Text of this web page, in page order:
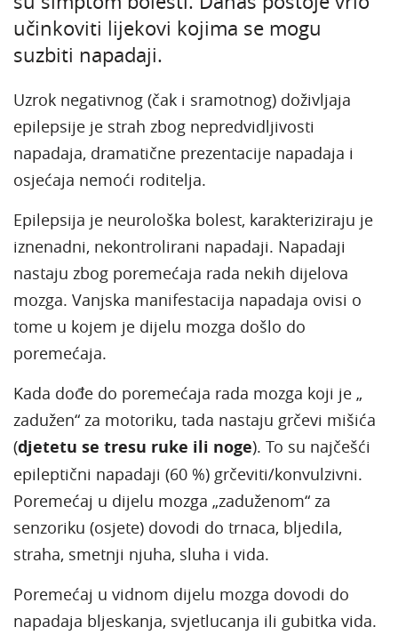
učinkoviti lijekovi kojima se mogu
suzbiti napadaji.
Uzrok negativnog (čak i sramotnog) doživljaja
epilepsije je strah zbog nepredvidljivosti
napadaja, dramatične prezentacije napadaja i
osjećaja nemoći roditelja.
Epilepsija je neurološka bolest, karakteriziraju je
iznenadni, nekontrolirani napadaji. Napadaji
nastaju zbog poremećaja rada nekih dijelova
mozga. Vanjska manifestacija napadaja ovisi o
tome u kojem je dijelu mozga došlo do
poremećaja.
Kada dođe do poremećaja rada mozga koji je „
zadužen“ za motoriku, tada nastaju grčevi mišića
(djetetu se tresu ruke ili noge). To su najčešći
epileptični napadaji (60 %) grčeviti/konvulzivni.
Poremećaj u dijelu mozga „zaduženom“ za
senzoriku (osjete) dovodi do trnaca, bljedila,
straha, smetnji njuha, sluha i vida.
Poremećaj u vidnom dijelu mozga dovodi do
napadaja bljeskanja, svjetlucanja ili gubitka vida.